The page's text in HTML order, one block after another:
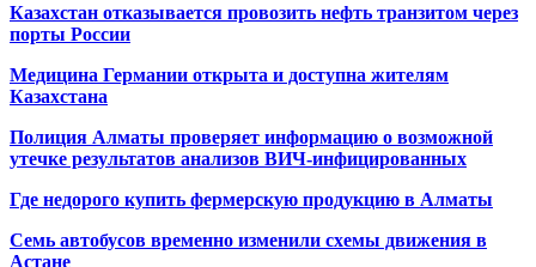
Казахстан отказывается провозить нефть транзитом через
порты России
Медицина Германии открыта и доступна жителям
Казахстана
Полиция Алматы проверяет информацию о возможной
утечке результатов анализов ВИЧ-инфицированных
Где недорого купить фермерскую продукцию в Алматы
Семь автобусов временно изменили схемы движения в
Астане